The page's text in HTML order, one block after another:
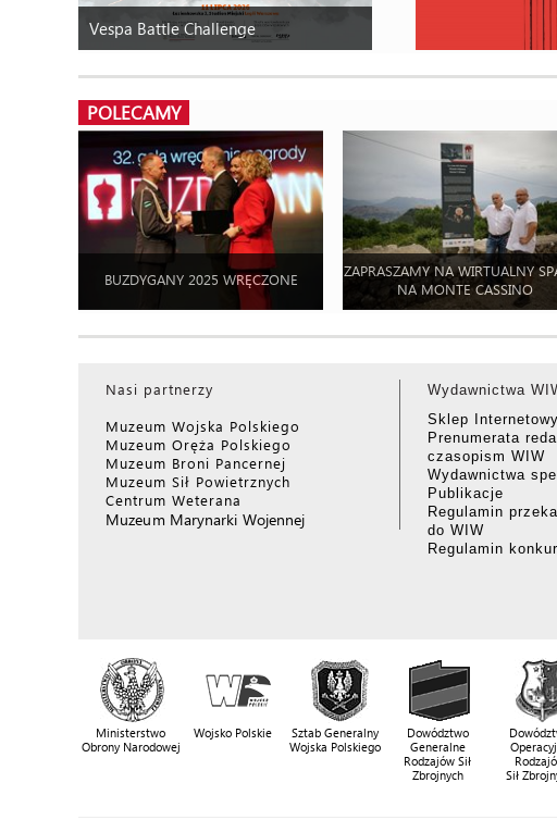
Vespa Battle Challenge
POLECAMY
BUZDYGANY 2025 WRĘCZONE
ZAPRASZAMY NA WIRTUALNY
NA MONTE CASSINO
Nasi partnerzy
Muzeum Wojska Polskiego
Muzeum Oręża Polskiego
Muzeum Broni Pancernej
Muzeum Sił Powietrznych
Centrum Weterana
Muzeum Marynarki Wojennej
Wydawnictwa
Sklep
Prenumerata
czasopism WIW
Wydawnictwa
Publikacje
Regulamin
do WIW
Regulamin
Ministerstwo
Obrony Narodowej
Wojsko Polskie
Sztab Generalny
Wojska Polskiego
Dowództwo
Generalne
Rodzajów Sił
Zbrojnych
Sił